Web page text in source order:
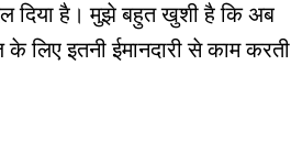
दिया है। मुझे बहुत खुशी है कि अब
लिए इतनी ईमानदारी से काम करती